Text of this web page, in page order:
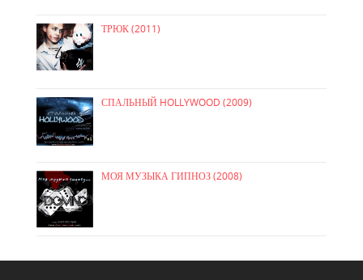
ТРЮК (2011)
СПАЛЬНЫЙ HOLLYWOOD (2009)
МОЯ МУЗЫКА ГИПНОЗ (2008)